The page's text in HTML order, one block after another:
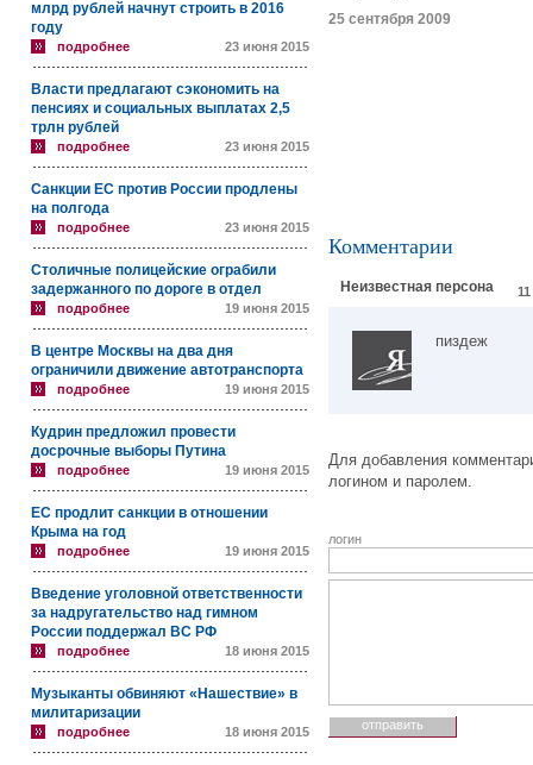
млрд рублей начнут строить в 2016
году
подробнее 23 июня 2015
Власти предлагают сэкономить на
пенсиях и социальных выплатах 2,5
трлн рублей
подробнее 23 июня 2015
Санкции ЕС против России продлены
на полгода
подробнее 23 июня 2015
Столичные полицейские ограбили
задержанного по дороге в отдел
подробнее 19 июня 2015
В центре Москвы на два дня
ограничили движение автотранспорта
подробнее 19 июня 2015
Кудрин предложил провести
досрочные выборы Путина
подробнее 19 июня 2015
ЕС продлит санкции в отношении
Крыма на год
подробнее 19 июня 2015
Введение уголовной ответственности
за надругательство над гимном
России поддержал ВС РФ
подробнее 18 июня 2015
Музыканты обвиняют «Нашествие» в
милитаризации
подробнее 18 июня 2015
25 сентября 2009
Комментарии
Неизвестная персона
пиздеж
Для добавления
логином и паролем.
логин